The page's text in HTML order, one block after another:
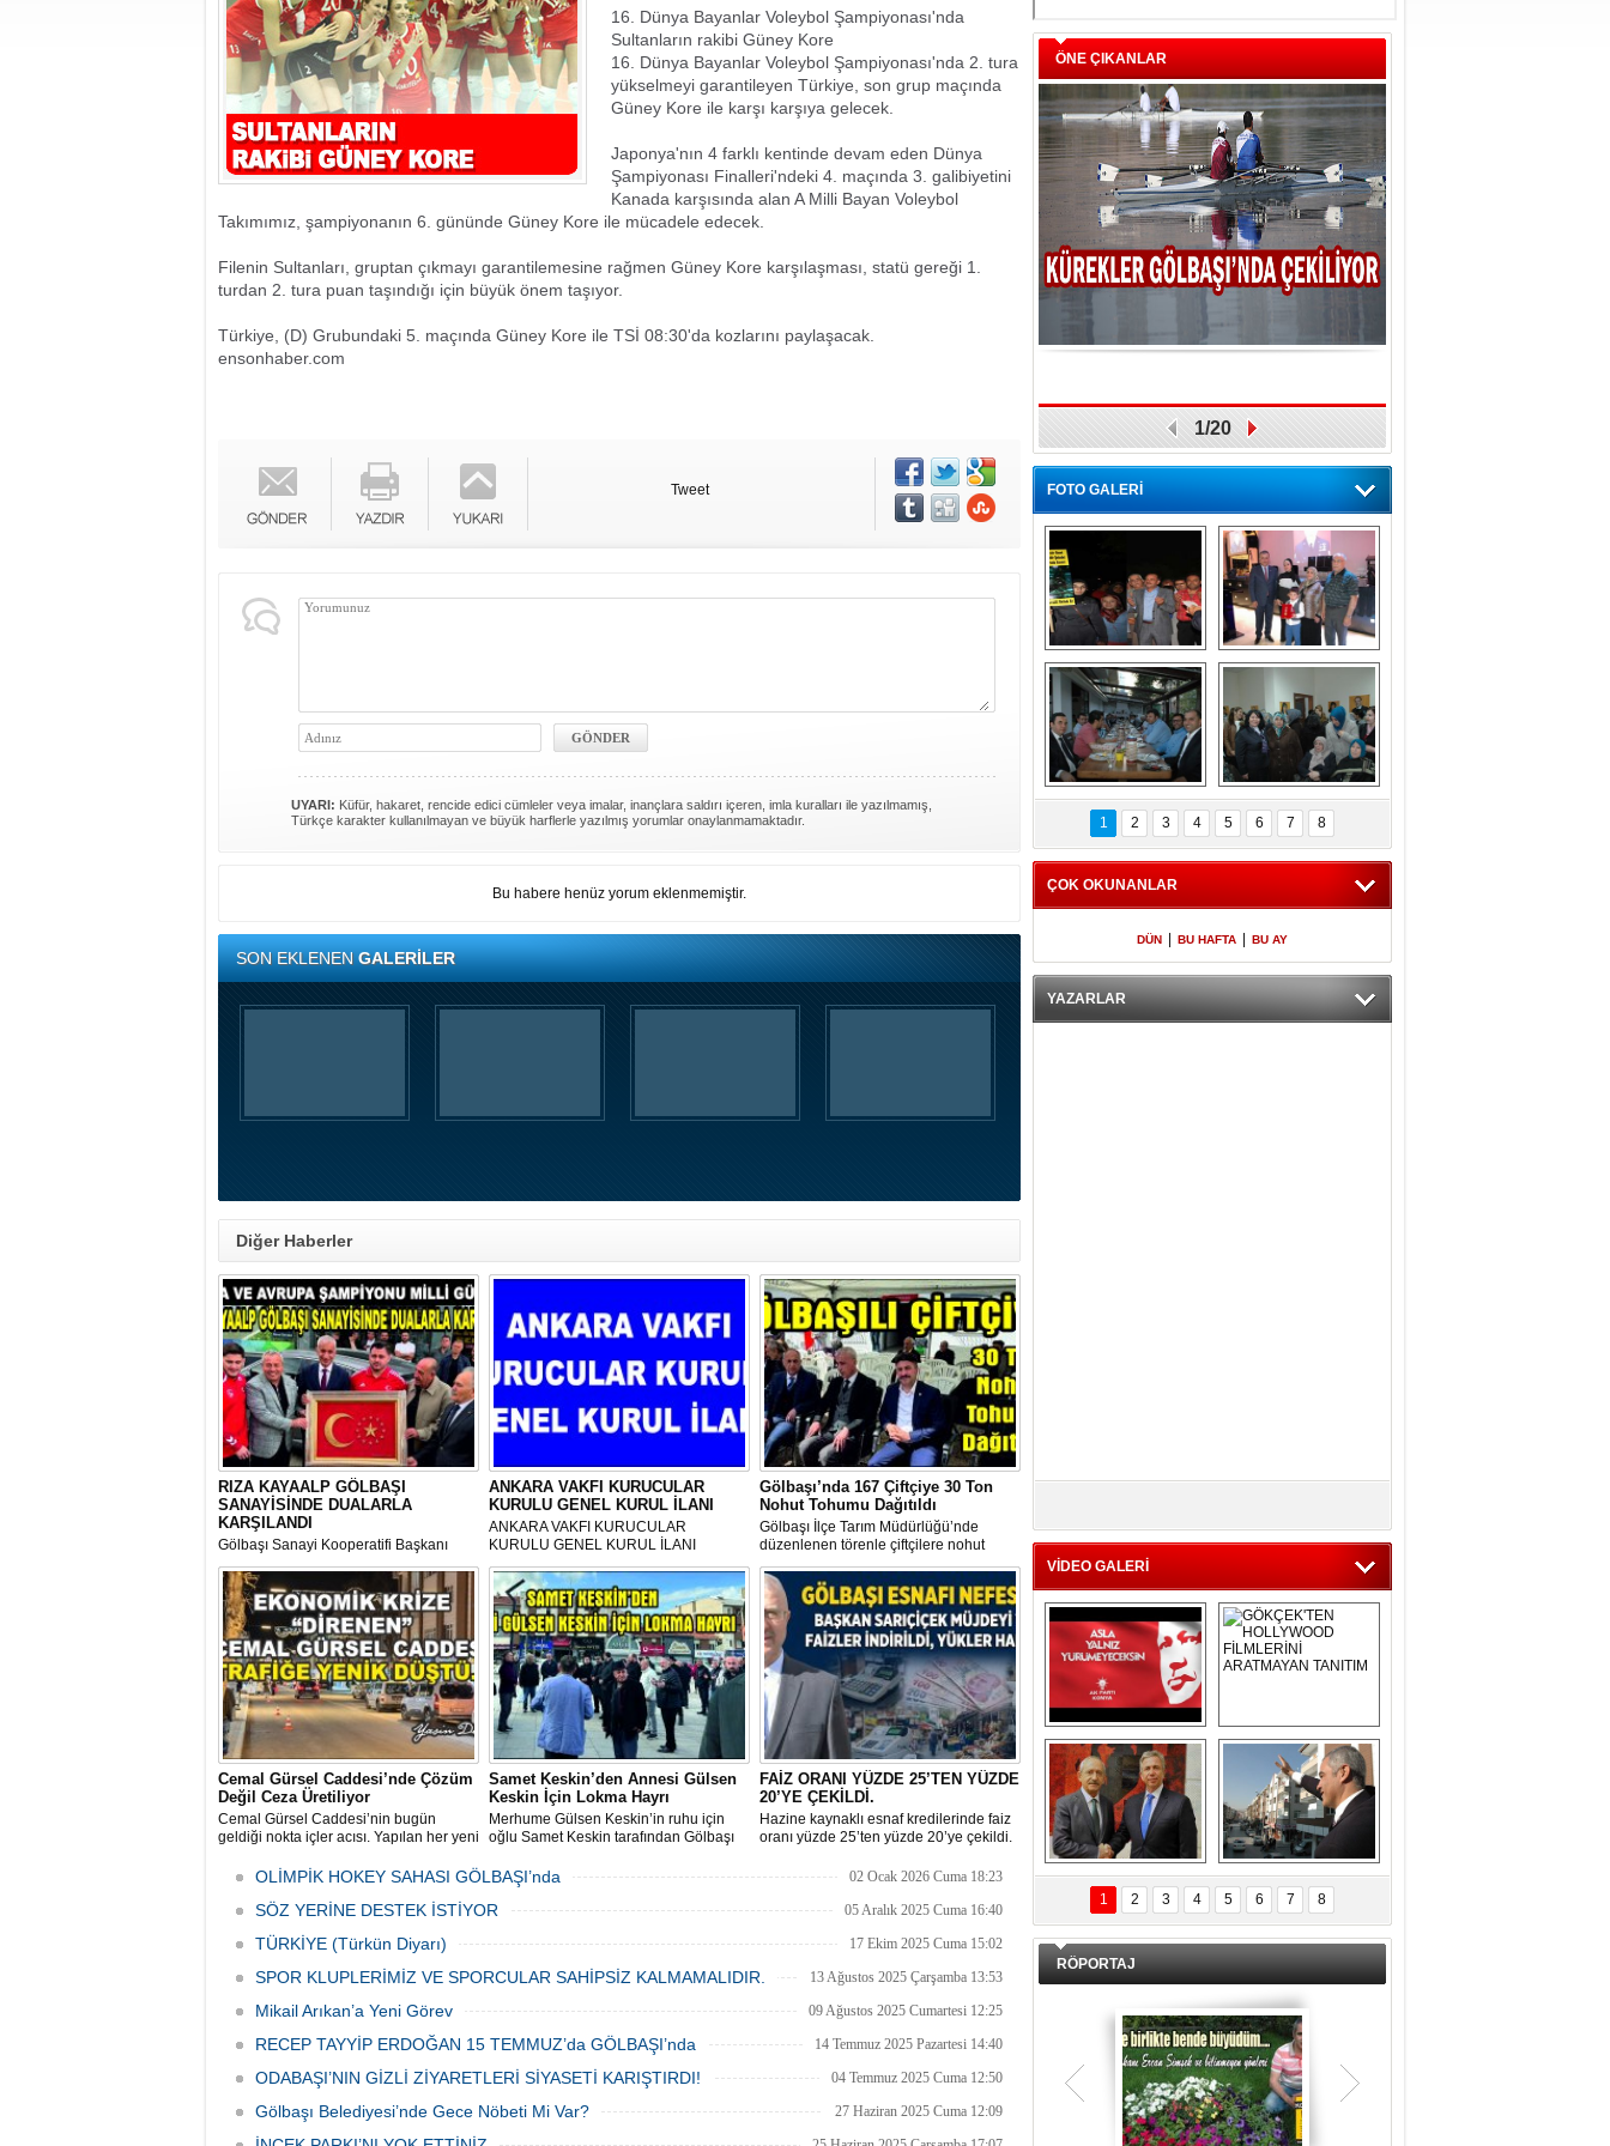
16. Dünya Bayanlar Voleybol Şampiyonası'nda
Sultanların rakibi Güney Kore
16. Dünya Bayanlar Voleybol Şampiyonası'nda 2. tura
yükselmeyi garantileyen Türkiye, son grup maçında
Güney Kore ile karşı karşıya gelecek.
Japonya'nın 4 farklı kentinde devam eden Dünya
Şampiyonası Finalleri'ndeki 4. maçında 3. galibiyetini
Kanada karşısında alan A Milli Bayan Voleybol
Takımımız, şampiyonanın 6. gününde Güney Kore ile mücadele edecek.
Filenin Sultanları, gruptan çıkmayı garantilemesine rağmen Güney Kore karşılaşması, statü gereği 1.
turdan 2. tura puan taşındığı için büyük önem taşıyor.
Türkiye, (D) Grubundaki 5. maçında Güney Kore ile TSİ 08:30'da kozlarını paylaşacak.
ensonhaber.com
Tweet
UYARI: Küfür, hakaret, rencide edici cümleler veya imalar, inançlara saldırı içeren, imla kuralları ile yazılmamış,
Türkçe karakter kullanılmayan ve büyük harflerle yazılmış yorumlar onaylanmamaktadır.
Bu habere henüz yorum eklenmemiştir.
SON EKLENENGALERİLER
Diğer Haberler
RIZA KAYAALP GÖLBAŞI
SANAYİSİNDE DUALARLA
KARŞILANDI
Gölbaşı Sanayi Kooperatifi Başkanı
Mehmet Aktay öncülüğünde, sanayi
esnafı adına düzenlenen anlamlı anma
programı Sanayi Camii’nde yoğun
katılımla gerçekleştirildi.
ANKARA VAKFI KURUCULAR
KURULU GENEL KURUL İLANI
ANKARA VAKFI KURUCULAR
KURULU GENEL KURUL İLANI
Gölbaşı’nda 167 Çiftçiye 30 Ton
Nohut Tohumu Dağıtıldı
Gölbaşı İlçe Tarım Müdürlüğü’nde
düzenlenen törenle çiftçilere nohut
tohumu dağıtıldı. Proje kapsamında
ilçede 37 bin dekarlık alanda 380 ton
tohum desteği sağlanacak.
Cemal Gürsel Caddesi’nde Çözüm
Değil Ceza Üretiliyor
Cemal Gürsel Caddesi’nin bugün
geldiği nokta içler acısı. Yapılan her yeni
adeta başka bir noktaya taşıyor
Samet Keskin’den Annesi Gülsen
Keskin İçin Lokma Hayrı
Merhume Gülsen Keskin’in ruhu için
oğlu Samet Keskin tarafından Gölbaşı
önünde lokma ikramı gerçekleştirildi.
Düzenlenen hayra çok sayıda siyasi
temsilci, sivil toplum kuruluşu üyeleri ve
FAİZ ORANI YÜZDE 25’TEN YÜZDE
20’YE ÇEKİLDİ.
Hazine kaynaklı esnaf kredilerinde faiz
oranı yüzde 25’ten yüzde 20’ye çekildi.
OLİMPİK HOKEY SAHASI GÖLBAŞI’nda 02 Ocak 2026 Cuma 18:23
SÖZ YERİNE DESTEK İSTİYOR 05 Aralık 2025 Cuma 16:40
TÜRKİYE (Türkün Diyarı) 17 Ekim 2025 Cuma 15:02
SPOR KLUPLERİMİZ VE SPORCULAR SAHİPSİZ KALMAMALIDIR. 13 Ağustos 2025 Çarşamba 13:53
Mikail Arıkan’a Yeni Görev 09 Ağustos 2025 Cumartesi 12:25
RECEP TAYYİP ERDOĞAN 15 TEMMUZ’da GÖLBAŞI’nda 14 Temmuz 2025 Pazartesi 14:40
ODABAŞI’NIN GİZLİ ZİYARETLERİ SİYASETİ KARIŞTIRDI! 04 Temmuz 2025 Cuma 12:50
Gölbaşı Belediyesi’nde Gece Nöbeti Mi Var? 27 Haziran 2025 Cuma 12:09
ÖNE ÇIKANLAR
1/20
FOTO GALERİ
Gölbaşı GAZZE
İÇİN YÜRÜDÜ
Kaymakamlıktan
iftar yemeği
Kaymakamlıktan
iftar yemeği
NERGÜL
YILDIRIM SEÇİM
BÜROSUNU AÇTI
1 2 3 4 5 6 7 8
ÇOK OKUNANLAR
DÜN BU HAFTA BU AY
YAZARLAR
VİDEO GALERİ
Asla Yalnız
Yürümeyeceksin
Uzun Adam
GÖKÇEK'TEN
HOLLYWOOD
FİLMLERİNİ
ARATMAYAN
TANITIM
DAL İÇERİ ZÜBÜK!
ERCAN ŞİMŞEK
GÖLBAŞI'NDA
KASIRGA ETKİSİ
YARATTI !
1 2 3 4 5 6 7 8
RÖPORTAJ
Teşrik tekbiri nedir? Ne anlama gelir?